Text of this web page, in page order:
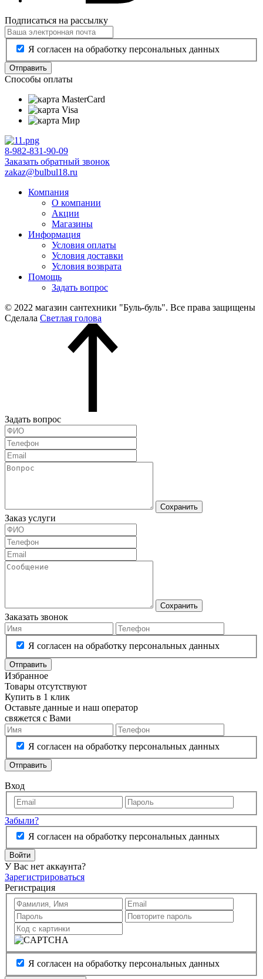
Подписаться на рассылку
Я согласен на обработку персональных данных
Отправить
Способы оплаты
8-982-831-90-09
Заказать обратный звонок
zakaz@bulbul18.ru
Компания
О компании
Акции
Магазины
Информация
Условия оплаты
Условия доставки
Условия возврата
Помощь
Задать вопрос
© 2022 магазин сантехники "Буль-буль". Все права защищены
Сделала Светлая голова
Задать вопрос
Сохранить
Заказ услуги
Сохранить
Заказать звонок
Я согласен на обработку персональных данных
Отправить
Избранное
Товары отсутствуют
Купить в 1 клик
Оставьте данные и наш оператор
свяжется с Вами
Я согласен на обработку персональных данных
Отправить
Вход
Забыли?
Я согласен на обработку персональных данных
Войти
У Вас нет аккаунта?
Зарегистрироваться
Регистрация
Я согласен на обработку персональных данных